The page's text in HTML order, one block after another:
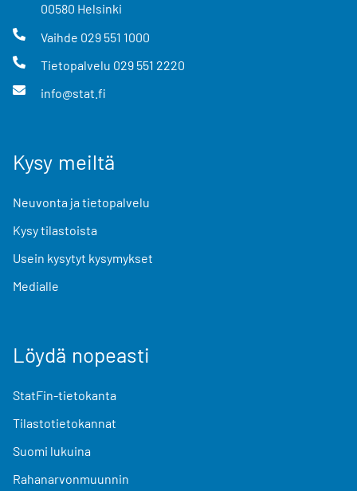
00580 Helsinki
Vaihde 029 551 1000
Tietopalvelu 029 551 2220
info@stat.fi
Kysy meiltä
Neuvonta ja tietopalvelu
Kysy tilastoista
Usein kysytyt kysymykset
Medialle
Löydä nopeasti
StatFin-tietokanta
Tilastotietokannat
Suomi lukuina
Rahanarvonmuunnin